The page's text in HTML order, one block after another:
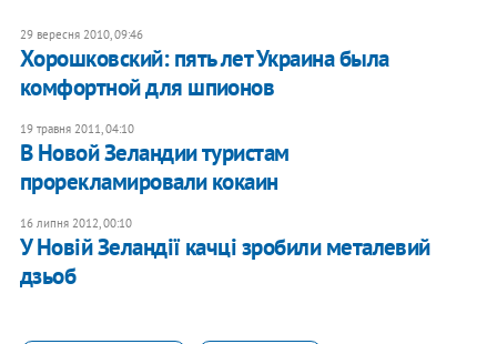
29 вересня 2010, 09:46
Хорошковский: пять лет Украина была
комфортной для шпионов
19 травня 2011, 04:10
В Новой Зеландии туристам
прорекламировали кокаин
16 липня 2012, 00:10
У Новій Зеландії качці зробили металевий
дзьоб